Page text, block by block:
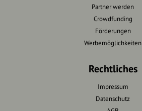
Partner werden
Crowdfunding
Förderungen
Werbemöglichkeiten
Rechtliches
Impressum
Datenschutz